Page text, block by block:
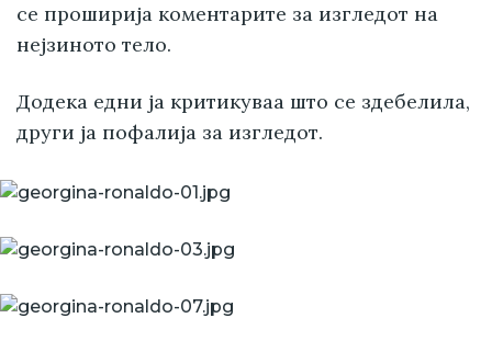
се проширија коментарите за изгледот на
нејзиното тело.
Додека едни ја критикуваа што се здебелила,
други ја пофалија за изгледот.